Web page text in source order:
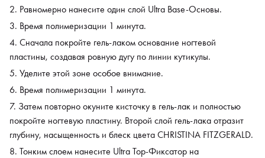
Равномерно нанесите один слой Ultra Base-Основы.
Время полимеризации 1 минута.
Сначала покройте гель-лаком основание ногтевой
пластины, создавая ровную дугу по линии кутикулы.
Уделите этой зоне особое внимание.
Время полимеризации 1 минута.
Затем повторно окуните кисточку в гель-лак и полностью
покройте ногтевую пластину. Второй слой гель-лака отразит
глубину, насыщенность и блеск цвета CHRISTINA FITZGERALD.
Тонким слоем нанесите Ultra Top-Фиксатор на